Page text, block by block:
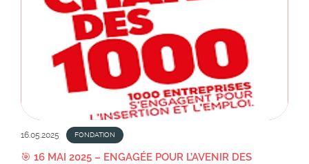
16.05.2025 FONDATION
🎯 16 MAI 2025 – ENGAGÉE POUR L’AVENIR DES